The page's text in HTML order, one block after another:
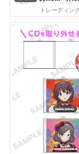
トレーディン